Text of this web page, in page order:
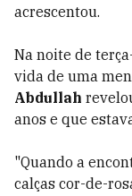
acrescentou.
Na noite de
vida de uma
Abdullah
anos e que
"Quando a
calças cor-de-